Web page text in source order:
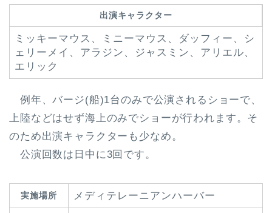
出演キャラクター
ミッキーマウス、ミニーマウス、ダッフィー、シ
ェリーメイ、アラジン、ジャスミン、アリエル、
エリック
例年、バージ(船)1台のみで公演されるショーで、
上陸などはせず海上のみでショーが行われます。そ
のため出演キャラクターも少なめ。
公演回数は日中に3回です。
実施場所 メディテレーニアンハーバー